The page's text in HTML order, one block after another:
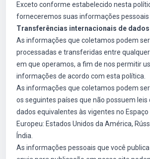
Exceto conforme estabelecido nesta
forneceremos suas informações pessoais
Transferências internacionais de dados
As informações que coletamos podem
processadas e transferidas entre
em que operamos, a fim de nos permitir
informações de acordo com esta política.
As informações que coletamos podem
os seguintes países que não possuem leis
dados equivalentes às vigentes no Espaço
Europeu: Estados Unidos da América,
Índia.
As informações pessoais que você